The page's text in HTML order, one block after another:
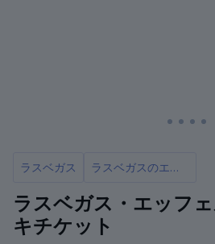
ラスベガス ラスベガスのエッフェル塔のチケットとツアー
ラスベガス・エッフ
キチケット